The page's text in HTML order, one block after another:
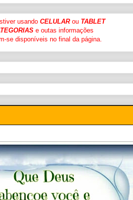
usando CELULARou TABLET
e outas informações
se disponíveis no final da página.